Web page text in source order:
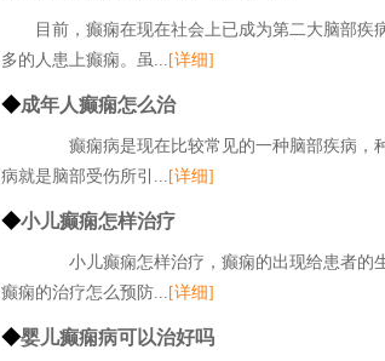
目前，癫痫在现在社会上已成为第二大脑部
多的人患上癫痫。虽... [详细]
◆成年人癫痫怎么治
癫痫病是现在比较常见的一种脑部疾病，
病就是脑部受伤所引... [详细]
◆小儿癫痫怎样治疗
小儿癫痫怎样治疗，癫痫的出现给患者的
癫痫的治疗怎么预防... [详细]
◆婴儿癫痫病可以治好吗